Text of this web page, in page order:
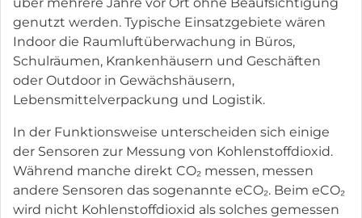
genutzt werden. Typische Einsatzgebiete wären
Indoor die Raumluftüberwachung in Büros,
Schulräumen, Krankenhäusern und Geschäften
oder Outdoor in Gewächshäusern,
Lebensmittelverpackung und Logistik.
In der Funktionsweise unterscheiden sich einige
der Sensoren zur Messung von Kohlenstoffdioxid.
Während manche direkt CO₂ messen, messen
andere Sensoren das sogenannte eCO₂. Beim eCO₂
wird nicht Kohlenstoffdioxid als solches gemessen